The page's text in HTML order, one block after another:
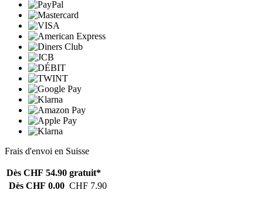
Frais d'envoi en Suisse
Dès CHF 54.90 gratuit*
Dès CHF 0.00 CHF 7.90